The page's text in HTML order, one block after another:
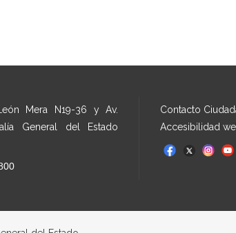
Mera N19-36 y Av.
General del Estado
Contacto
Accesibilidad